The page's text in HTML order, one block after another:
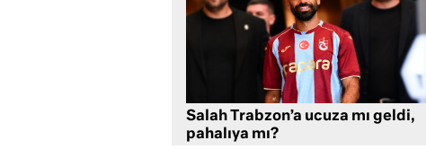
Salah Trabzon’a ucuza mı geldi,
pahalıya mı?